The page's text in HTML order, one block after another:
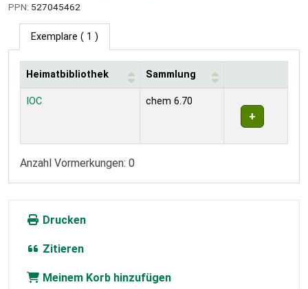
PPN: 527045462
Exemplare ( 1 )
Exemplare
Heimatbibliothek Sammlung
IOC chem 6.70
Anzahl Vormerkungen: 0
Drucken
Zitieren
Meinem Korb hinzufügen